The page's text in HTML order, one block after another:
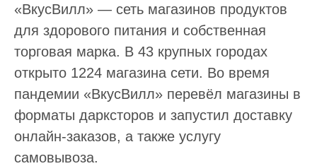
«ВкусВилл» — сеть магазинов продуктов
для здорового питания и собственная
торговая марка. В 43 крупных городах
открыто 1224 магазина сети. Во время
пандемии «ВкусВилл» перевёл магазины в
форматы дарксторов и запустил доставку
онлайн-заказов, а также услугу
самовывоза.